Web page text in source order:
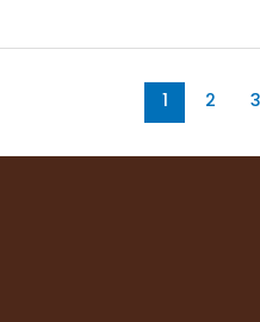
1 2 3